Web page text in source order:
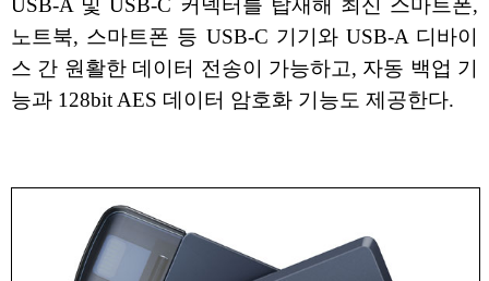
노트북, 스마트폰 등 USB-C 기기와 USB-A 디바이
스 간 원활한 데이터 전송이 가능하고, 자동 백업 기
능과 128bit AES 데이터 암호화 기능도 제공한다.